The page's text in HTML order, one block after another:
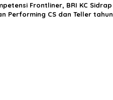
Frontliner, BRI KC Sidrap
Performing CS dan Teller tahun